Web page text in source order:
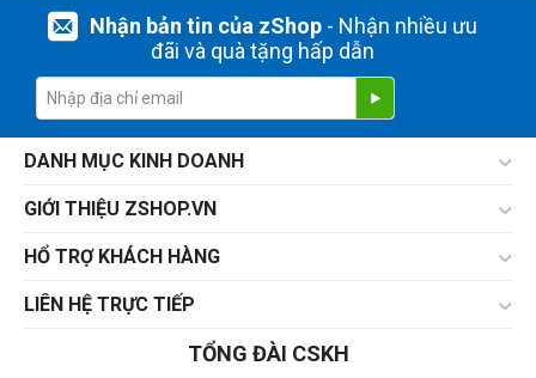
Nhận bản tin của zShop- Nhận nhiều ưu
đãi và quà tặng hấp dẫn
DANH MỤC KINH DOANH
GIỚI THIỆU ZSHOP.VN
HỔ TRỢ KHÁCH HÀNG
LIÊN HỆ TRỰC TIẾP
TỔNG ĐÀI CSKH